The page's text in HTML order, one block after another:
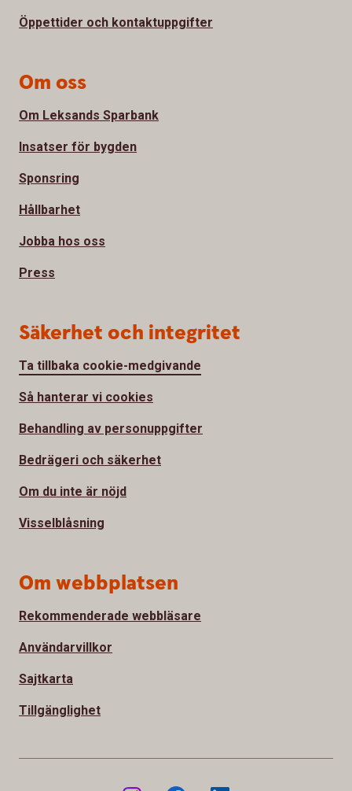
Öppettider och kontaktuppgifter
Om oss
Om Leksands Sparbank
Insatser för bygden
Sponsring
Hållbarhet
Jobba hos oss
Press
Säkerhet och integritet
Ta tillbaka cookie-medgivande
Så hanterar vi cookies
Behandling av personuppgifter
Bedrägeri och säkerhet
Om du inte är nöjd
Visselblåsning
Om webbplatsen
Rekommenderade webbläsare
Användarvillkor
Sajtkarta
Tillgänglighet